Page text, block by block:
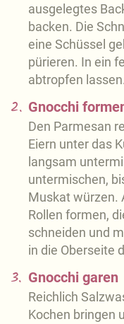
ausgelegtes
backen. Die
eine Schüssel
pürieren. In ein
abtropfen lassen.
2. Gnocchi
Den Parmesan
Eiern unter das
langsam
untermischen,
Muskat würzen.
Rollen formen,
schneiden und
in die Oberseite
3. Gnocchi garen
Reichlich
Kochen bringen